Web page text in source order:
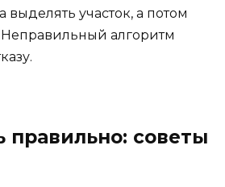
выделять участок, а потом
Неправильный алгоритм
правильно: советы